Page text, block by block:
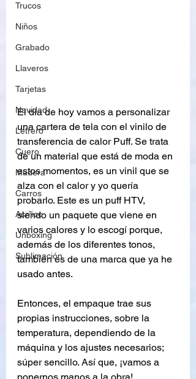
Trucos
Niños
Grabado
Llaveros
Tarjetas
Navidad
Letrero
Cuero
Madera
Carros
Acrílico
Unboxing
Sublimación
El día de hoy vamos a personalizar
una cartera de tela con el vinilo de
transferencia de calor Puff. Se trata
de un material que está de moda en
estos momentos, es un vinil que se
alza con el calor y yo quería
probarlo. Este es un puff HTV,
siendo un paquete que viene en
varios calores y lo escogí porque,
además de los diferentes tonos,
también es de una marca que ya he
usado antes.
Entonces, el empaque trae sus
propias instrucciones, sobre la
temperatura, dependiendo de la
máquina y los ajustes necesarios;
súper sencillo. Así que, ¡vamos a
ponernos manos a la obra!